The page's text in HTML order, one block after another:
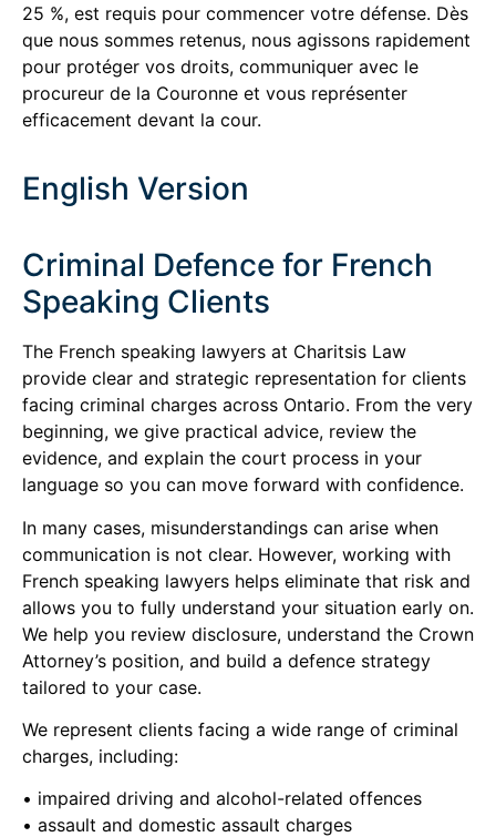
25 %, est requis pour commencer votre défense. Dès
que nous sommes retenus, nous agissons rapidement
pour protéger vos droits, communiquer avec le
procureur de la Couronne et vous représenter
efficacement devant la cour.
English Version
Criminal Defence for French
Speaking Clients
The French speaking lawyers at Charitsis Law
provide clear and strategic representation for clients
facing criminal charges across Ontario. From the very
beginning, we give practical advice, review the
evidence, and explain the court process in your
language so you can move forward with confidence.
In many cases, misunderstandings can arise when
communication is not clear. However, working with
French speaking lawyers helps eliminate that risk and
allows you to fully understand your situation early on.
We help you review disclosure, understand the Crown
Attorney’s position, and build a defence strategy
tailored to your case.
We represent clients facing a wide range of criminal
charges, including:
• impaired driving and alcohol-related offences
• assault and domestic assault charges